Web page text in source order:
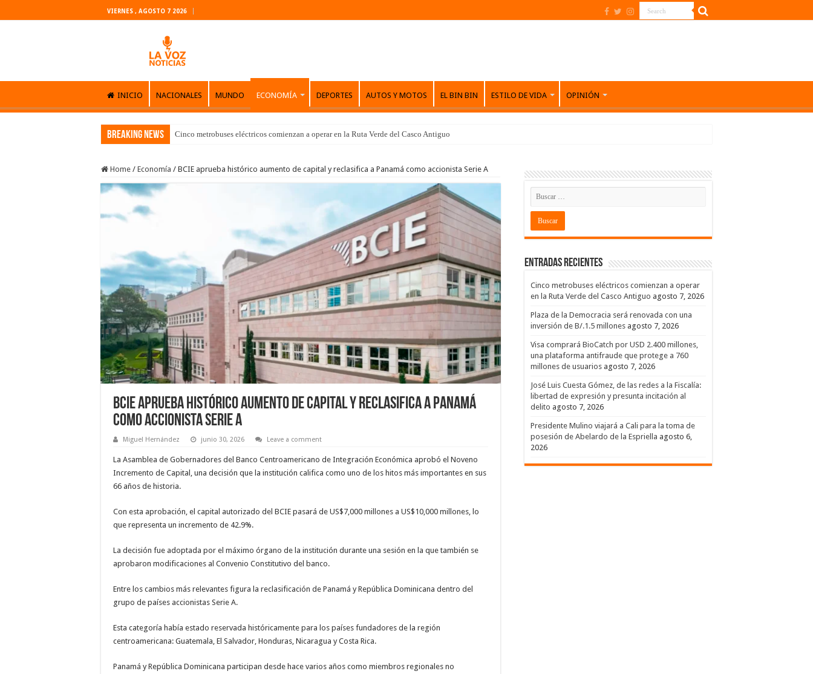
VIERNES , AGOSTO 7 2026
INICIO NACIONALES MUNDO ECONOMÍA DEPORTES AUTOS Y MOTOS EL BIN BIN ESTILO DE VIDA OPINIÓN
Breaking News Cinco metrobuses eléctricos comienzan a operar en la Ruta Verde del Casco Antiguo
Home / Economía / BCIE aprueba histórico aumento de capital y reclasifica a Panamá como accionista Serie A
BCIE aprueba histórico aumento de capital y reclasifica a Panamá
como accionista Serie A
Miguel Hernández junio 30, 2026 Leave a comment
La Asamblea de Gobernadores del Banco Centroamericano de Integración Económica aprobó el Noveno
Incremento de Capital, una decisión que la institución califica como uno de los hitos más importantes en sus
66 años de historia.
Con esta aprobación, el capital autorizado del BCIE pasará de US$7,000 millones a US$10,000 millones, lo
que representa un incremento de 42.9%.
La decisión fue adoptada por el máximo órgano de la institución durante una sesión en la que también se
aprobaron modificaciones al Convenio Constitutivo del banco.
Entre los cambios más relevantes figura la reclasificación de Panamá y República Dominicana dentro del
grupo de países accionistas Serie A.
Esta categoría había estado reservada históricamente para los países fundadores de la región
centroamericana: Guatemala, El Salvador, Honduras, Nicaragua y Costa Rica.
Panamá y República Dominicana participan desde hace varios años como miembros regionales no
Entradas recientes
Cinco metrobuses eléctricos comienzan a operar
en la Ruta Verde del Casco Antiguo agosto 7, 2026
Plaza de la Democracia será renovada con una
inversión de B/.1.5 millones agosto 7, 2026
Visa comprará BioCatch por USD 2.400 millones,
una plataforma antifraude que protege a 760
millones de usuarios agosto 7, 2026
José Luis Cuesta Gómez, de las redes a la Fiscalía:
libertad de expresión y presunta incitación al
delito agosto 7, 2026
Presidente Mulino viajará a Cali para la toma de
posesión de Abelardo de la Espriella agosto 6,
2026